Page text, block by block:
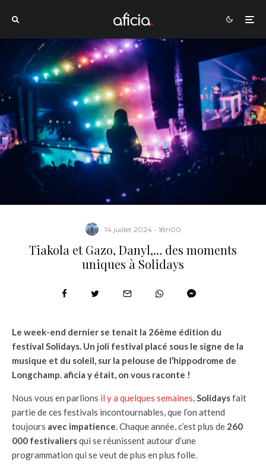
14 juillet 2024 - 18h00
Tiakola et Gazo, Danyl,… des moments
uniques à Solidays
Le week-end dernier se tenait la 26ème édition du
festival Solidays. Un joli festival placé sous le signe de la
musique et du soleil, sur la pelouse de l’hippodrome de
Longchamp. aficia y était, on vous raconte !
Nous vous en parlions il y a quelques semaines,Solidaysfait
partie de ces festivals incontournables, que l’on attend
toujours avec impatience. Chaque année, c’est plus de 260
000 festivaliersqui se réunissent autour d’une
programmation qui se veut de plus en plus folle.